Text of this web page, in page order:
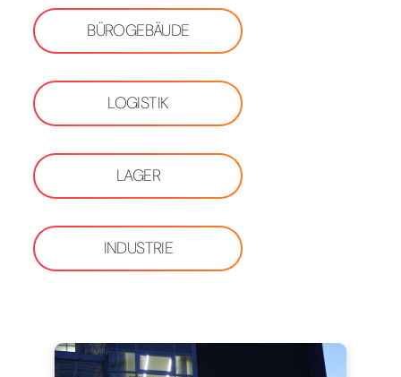
BÜROGEBÄUDE
LOGISTIK
LAGER
INDUSTRIE